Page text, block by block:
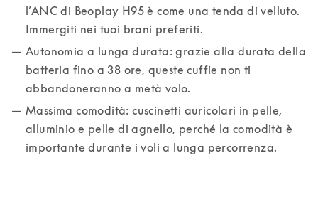
l’ANC di Beoplay H95 è come una tenda di velluto.
Immergiti nei tuoi brani preferiti.
Autonomia a lunga durata: grazie alla durata della
batteria fino a 38 ore, queste cuffie non ti
abbandoneranno a metà volo.
Massima comodità: cuscinetti auricolari in pelle,
alluminio e pelle di agnello, perché la comodità è
importante durante i voli a lunga percorrenza.